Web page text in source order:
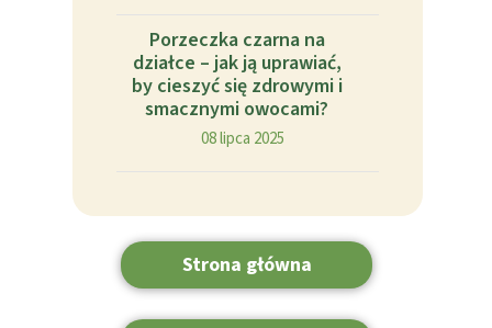
Porzeczka czarna na
działce – jak ją uprawiać,
by cieszyć się zdrowymi i
smacznymi owocami?
08 lipca 2025
Strona główna